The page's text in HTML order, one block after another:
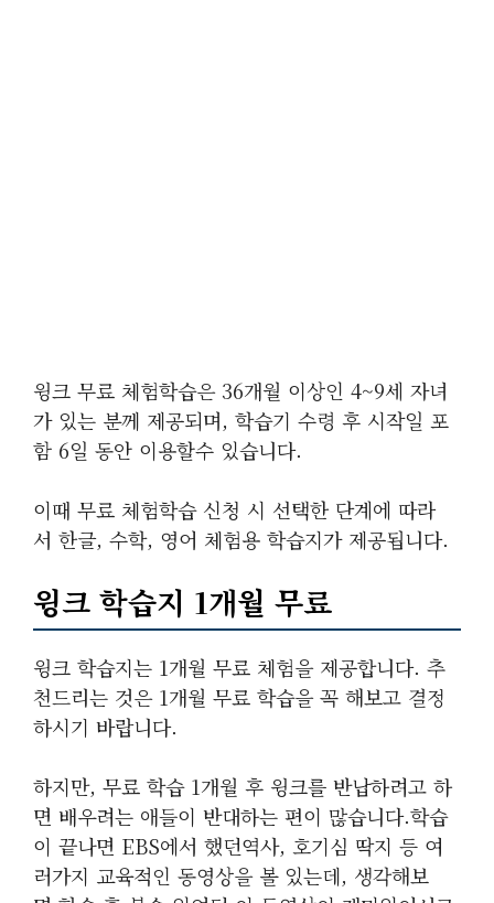
윙크 무료 체험학습은 36개월 이상인 4~9세 자녀
가 있는 분께 제공되며, 학습기 수령 후 시작일 포
함 6일 동안 이용할수 있습니다.
이때 무료 체험학습 신청 시 선택한 단계에 따라
서 한글, 수학, 영어 체험용 학습지가 제공됩니다.
윙크 학습지 1개월 무료
윙크 학습지는 1개월 무료 체험을 제공합니다. 추
천드리는 것은 1개월 무료 학습을 꼭 해보고 결정
하시기 바랍니다.
하지만, 무료 학습 1개월 후 윙크를 반납하려고 하
면 배우려는 애들이 반대하는 편이 많습니다.학습
이 끝나면 EBS에서 했던역사, 호기심 딱지 등 여
러가지 교육적인 동영상을 볼 있는데, 생각해보